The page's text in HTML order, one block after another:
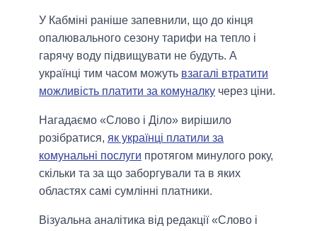
У Кабміні раніше запевнили, що до кінця
опалювального сезону тарифи на тепло і
гарячу воду підвищувати не будуть. А
українці тим часом можуть взагалі втратити
можливість платити за комуналку через ціни.
Нагадаємо «Слово і Діло» вирішило
розібратися, як українці платили за
комунальні послуги протягом минулого року,
скільки та за що заборгували та в яких
областях самі сумлінні платники.
Візуальна аналітика від редакції «Слово і